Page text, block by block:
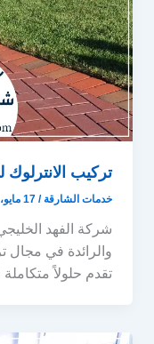
تركيب
خدمات الشارقة /17 مايو، 2026
شركة الفهد
والرائدة في مجال
تقدم حلولاً متكاملة